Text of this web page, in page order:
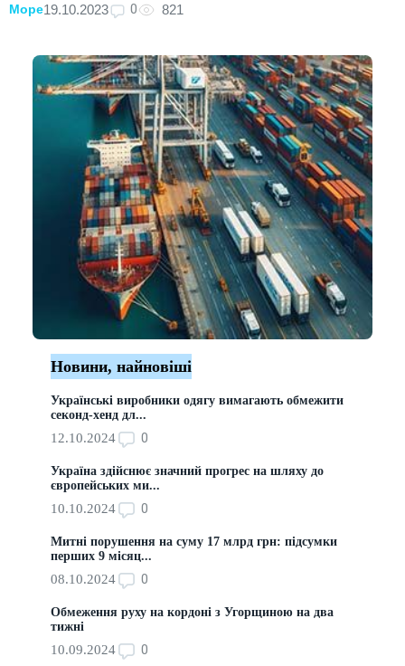
Море19.10.2023 0 821
Новини, найновіші
Українські виробники одягу вимагають обмежити
секонд-хенд дл...
12.10.2024 0
Україна здійснює значний прогрес на шляху до
європейських ми...
10.10.2024 0
Митні порушення на суму 17 млрд грн: підсумки
перших 9 місяц...
08.10.2024 0
Обмеження руху на кордоні з Угорщиною на два
тижні
10.09.2024 0